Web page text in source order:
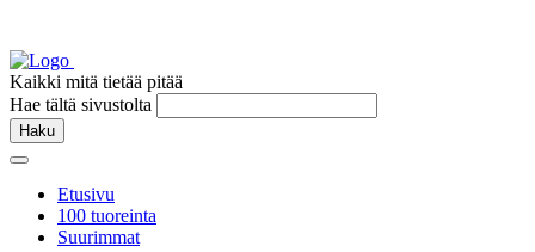
Kaikki mitä tietää pitää
Hae tältä sivustolta
Haku
Etusivu
100 tuoreinta
Suurimmat